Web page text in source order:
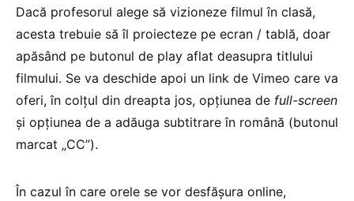
Dacă profesorul alege să vizioneze filmul în clasă,
acesta trebuie să îl proiecteze pe ecran / tablă, doar
apăsând pe butonul de play aflat deasupra titlului
filmului. Se va deschide apoi un link de Vimeo care va
oferi, în colțul din dreapta jos, opțiunea de full-screen
și opțiunea de a adăuga subtitrare în română (butonul
marcat „CC”).
În cazul în care orele se vor desfășura online,